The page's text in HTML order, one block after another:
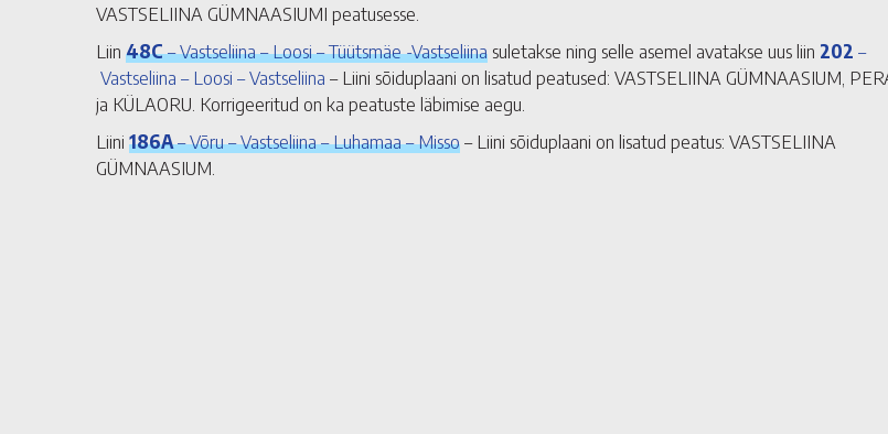
VASTSELIINA GÜMNAASIUMI peatusesse.
Liin 48C– Vastseliina – Loosi – Tüütsmäe -Vastseliina suletakse ning selle asemel avatakse uus liin 202 –
Vastseliina – Loosi – Vastseliina – Liini sõiduplaani on lisatud peatused: VASTSELIINA GÜMNAASIUM,
ja KÜLAORU. Korrigeeritud on ka peatuste läbimise aegu.
Liini 186A– Võru – Vastseliina – Luhamaa – Misso– Liini sõiduplaani on lisatud peatus: VASTSELIINA
GÜMNAASIUM.